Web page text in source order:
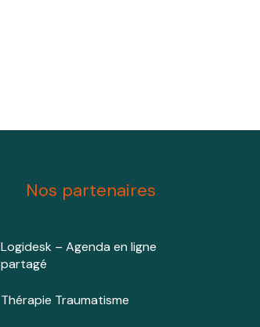
Nos partenaires
Logidesk – Agenda en ligne
partagé
Thérapie Traumatisme